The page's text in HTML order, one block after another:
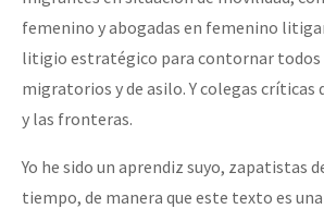
femenino y abogadas en femenino
litigio estratégico para contornar
migratorios y de asilo. Y colegas críticas
y las fronteras.
Yo he sido un aprendiz suyo, zapatistas
tiempo, de manera que este texto es